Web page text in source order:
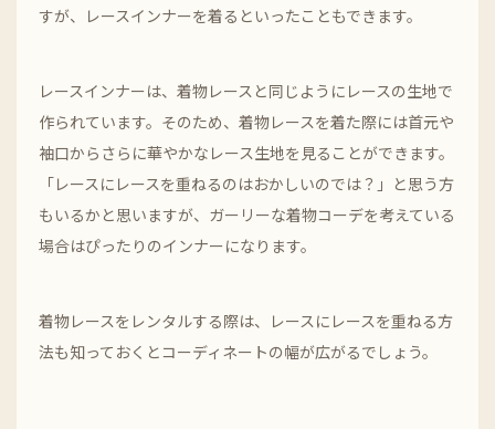
すが、レースインナーを着るといったこともできます。
レースインナーは、着物レースと同じようにレースの生地で
作られています。そのため、着物レースを着た際には首元や
袖口からさらに華やかなレース生地を見ることができます。
「レースにレースを重ねるのはおかしいのでは？」と思う方
もいるかと思いますが、ガーリーな着物コーデを考えている
場合はぴったりのインナーになります。
着物レースをレンタルする際は、レースにレースを重ねる方
法も知っておくとコーディネートの幅が広がるでしょう。